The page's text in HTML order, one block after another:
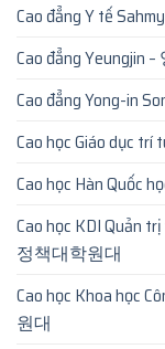
Cao đẳng Y tế
Cao đẳng Yeungjin
Cao đẳng Yong-in
Cao học Giáo dục
Cao học Hàn Quốc
Cao học KDI Quản
정책대학원대
Cao học Khoa học
원대